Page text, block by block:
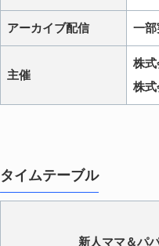
アーカイブ配信 一部
主催
株
株式
タイムテーブル
新人ママ＆パ